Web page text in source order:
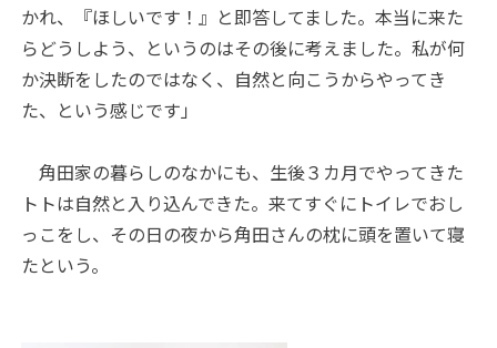
かれ、『ほしいです！』と即答してました。本当に来た
らどうしよう、というのはその後に考えました。私が何
か決断をしたのではなく、自然と向こうからやってき
た、という感じです」
角田家の暮らしのなかにも、生後３カ月でやってきた
トトは自然と入り込んできた。来てすぐにトイレでおし
っこをし、その日の夜から角田さんの枕に頭を置いて寝
たという。